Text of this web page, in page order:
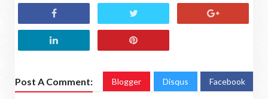
Post A Comment: Blogger Disqus Facebook